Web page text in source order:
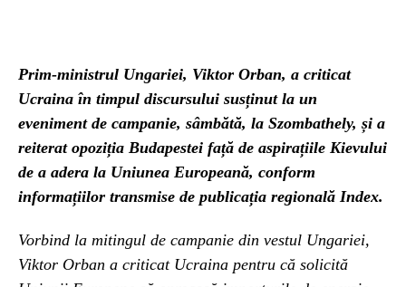
Prim-ministrul Ungariei, Viktor Orban, a criticat
Ucraina în timpul discursului susținut la un
eveniment de campanie, sâmbătă, la Szombathely, și a
reiterat opoziția Budapestei față de aspirațiile Kievului
de a adera la Uniunea Europeană, conform
informațiilor transmise de publicația regională Index.
Vorbind la mitingul de campanie din vestul Ungariei,
Viktor Orban a criticat Ucraina pentru că solicită